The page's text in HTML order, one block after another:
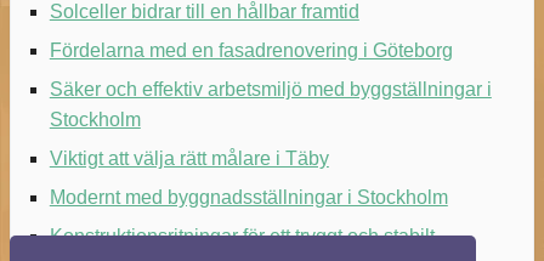
Solceller bidrar till en hållbar framtid
Fördelarna med en fasadrenovering i Göteborg
Säker och effektiv arbetsmiljö med byggställningar i
Stockholm
Viktigt att välja rätt målare i Täby
Modernt med byggnadsställningar i Stockholm
Konstruktionsritningar för ett tryggt och stabilt